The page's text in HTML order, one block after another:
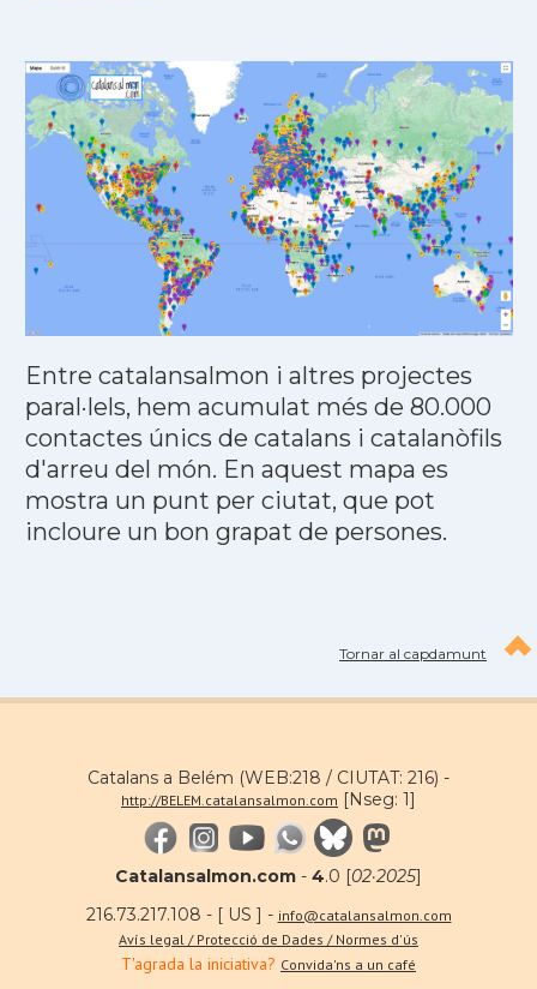
Entre catalansalmon i altres projectes
paral·lels, hem acumulat més de 80.000
contactes únics de catalans i catalanòfils
d'arreu del món. En aquest mapa es
mostra un punt per ciutat, que pot
incloure un bon grapat de persones.
Tornar al capdamunt
Catalans a Belém (WEB:218 / CIUTAT: 216) -
http://BELEM.catalansalmon.com [Nseg: 1]
Catalansalmon.com - 4.0 [02·2025]
216.73.217.108 - [ US ] - info@catalansalmon.com
Avís legal / Protecció de Dades / Normes d'ús
T'agrada la iniciativa? Convida'ns a un café